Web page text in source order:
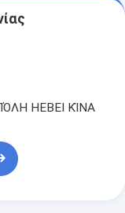
HEBEI ΚΊΝΑ